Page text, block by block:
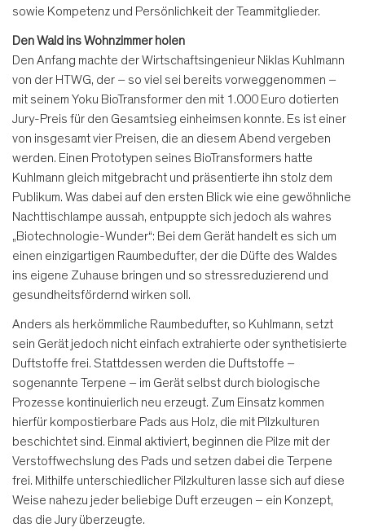
sowie Kompetenz und Persönlichkeit der Teammitglieder.
Den Wald ins Wohnzimmer holen
Den Anfang machte der Wirtschaftsingenieur Niklas Kuhlmann
von der HTWG, der – so viel sei bereits vorweggenommen –
mit seinem Yoku BioTransformer den mit 1.000 Euro dotierten
Jury-Preis für den Gesamtsieg einheimsen konnte. Es ist einer
von insgesamt vier Preisen, die an diesem Abend vergeben
werden. Einen Prototypen seines BioTransformers hatte
Kuhlmann gleich mitgebracht und präsentierte ihn stolz dem
Publikum. Was dabei auf den ersten Blick wie eine gewöhnliche
Nachttischlampe aussah, entpuppte sich jedoch als wahres
„Biotechnologie-Wunder“: Bei dem Gerät handelt es sich um
einen einzigartigen Raumbedufter, der die Düfte des Waldes
ins eigene Zuhause bringen und so stressreduzierend und
gesundheitsfördernd wirken soll.
Anders als herkömmliche Raumbedufter, so Kuhlmann, setzt
sein Gerät jedoch nicht einfach extrahierte oder synthetisierte
Duftstoffe frei. Stattdessen werden die Duftstoffe –
sogenannte Terpene – im Gerät selbst durch biologische
Prozesse kontinuierlich neu erzeugt. Zum Einsatz kommen
hierfür kompostierbare Pads aus Holz, die mit Pilzkulturen
beschichtet sind. Einmal aktiviert, beginnen die Pilze mit der
Verstoffwechslung des Pads und setzen dabei die Terpene
frei. Mithilfe unterschiedlicher Pilzkulturen lasse sich auf diese
Weise nahezu jeder beliebige Duft erzeugen – ein Konzept,
das die Jury überzeugte.